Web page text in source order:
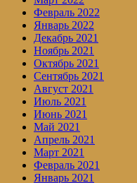
Февраль 2022
Январь 2022
Декабрь 2021
Ноябрь 2021
Октябрь 2021
Сентябрь 2021
Август 2021
Июль 2021
Июнь 2021
Май 2021
Апрель 2021
Март 2021
Февраль 2021
Январь 2021